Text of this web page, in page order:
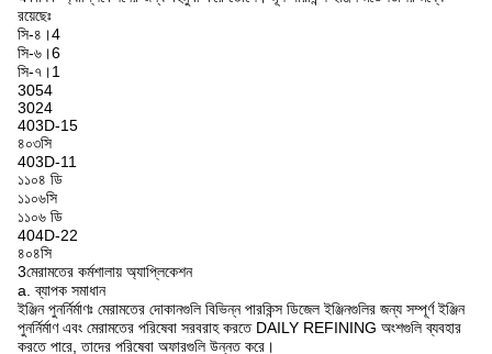
রয়েছেঃ
সি-৪।4
সি-৬।6
সি-৭।1
3054
3024
403D-15
৪০৩সি
403D-11
১১০৪ ডি
১১০৬সি
১১০৬ ডি
404D-22
৪০৪সি
3মেরামতের কর্মশালায় অ্যাপ্লিকেশন
a. ব্যাপক সমাধান
ইঞ্জিন পুনর্নির্মাণঃ মেরামতের দোকানগুলি বিভিন্ন পারকিন্স ডিজেল ইঞ্জিনগুলির জন্য সম্পূর্ণ ইঞ্জিন
পুনর্নির্মাণ এবং মেরামতের পরিষেবা সরবরাহ করতে DAILY REFINING অংশগুলি ব্যবহার
করতে পারে, তাদের পরিষেবা অফারগুলি উন্নত করে।